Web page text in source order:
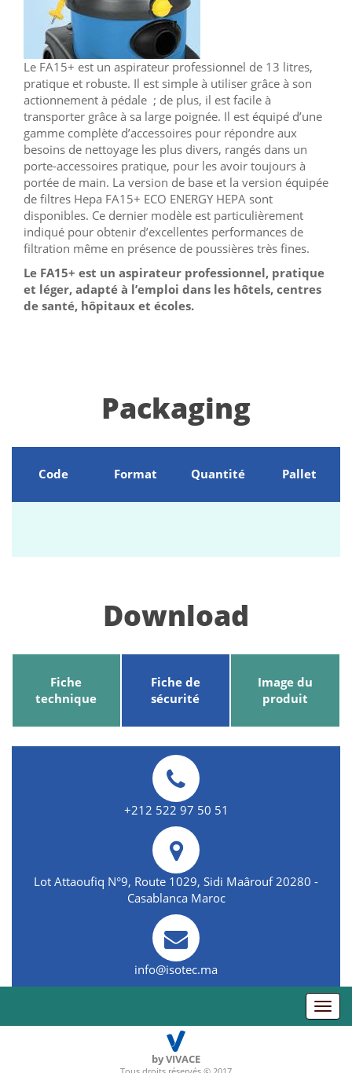
Le FA15+ est un aspirateur professionnel de 13 litres,
pratique et robuste. Il est simple à utiliser grâce à son
actionnement à pédale ; de plus, il est facile à
transporter grâce à sa large poignée. Il est équipé d’une
gamme complète d’accessoires pour répondre aux
besoins de nettoyage les plus divers, rangés dans un
porte-accessoires pratique, pour les avoir toujours à
portée de main. La version de base et la version équipée
de filtres Hepa FA15+ ECO ENERGY HEPA sont
disponibles. Ce dernier modèle est particulièrement
indiqué pour obtenir d’excellentes performances de
filtration même en présence de poussières très fines.
Le FA15+ est un aspirateur professionnel, pratique
et léger, adapté à l’emploi dans les hôtels, centres
de santé, hôpitaux et écoles.
Packaging
Code Format Quantité Pallet
Download
Fiche
technique
Fiche de
sécurité
Image du
produit
+212 522 97 50 51
Lot Attaoufiq N°9, Route 1029, Sidi Maârouf 20280 -
Casablanca Maroc
info@isotec.ma
by VIVACE